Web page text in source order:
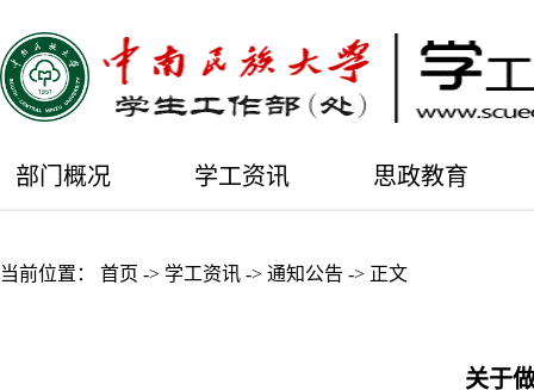
部门概况 学工资讯 思政教育
当前位置： 首页 -> 学工资讯 -> 通知公告 -> 正文
关于